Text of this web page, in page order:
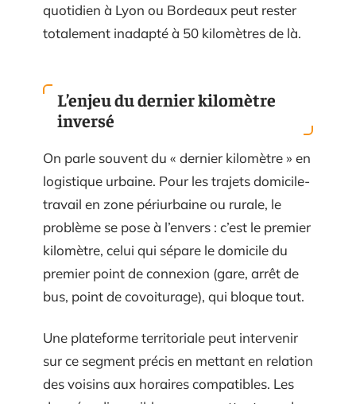
quotidien à Lyon ou Bordeaux peut rester
totalement inadapté à 50 kilomètres de là.
L’enjeu du dernier kilomètre
inversé
On parle souvent du « dernier kilomètre » en
logistique urbaine. Pour les trajets domicile-
travail en zone périurbaine ou rurale, le
problème se pose à l’envers : c’est le premier
kilomètre, celui qui sépare le domicile du
premier point de connexion (gare, arrêt de
bus, point de covoiturage), qui bloque tout.
Une plateforme territoriale peut intervenir
sur ce segment précis en mettant en relation
des voisins aux horaires compatibles. Les